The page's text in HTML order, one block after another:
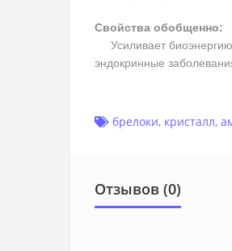
Свойства обобщенно:
Усиливает биоэнергию,
эндокринные
брелоки, кристалл,
Отзывов (0)